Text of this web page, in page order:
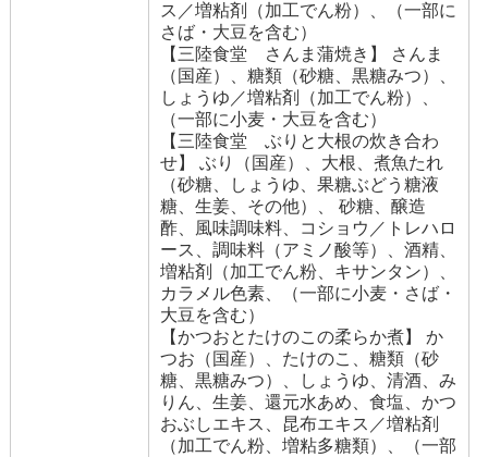
ス／増粘剤（加工でん粉）、（一部に
さば・大豆を含む）
【三陸食堂 さんま蒲焼き】 さんま
（国産）、糖類（砂糖、黒糖みつ）、
しょうゆ／増粘剤（加工でん粉）、
（一部に小麦・大豆を含む）
【三陸食堂 ぶりと大根の炊き合わ
せ】 ぶり（国産）、大根、煮魚たれ
（砂糖、しょうゆ、果糖ぶどう糖液
糖、生姜、その他）、 砂糖、醸造
酢、風味調味料、コショウ／トレハロ
ース、調味料（アミノ酸等）、酒精、
増粘剤（加工でん粉、キサンタン）、
カラメル色素、（一部に小麦・さば・
大豆を含む）
【かつおとたけのこの柔らか煮】 か
つお（国産）、たけのこ、糖類（砂
糖、黒糖みつ）、しょうゆ、清酒、み
りん、生姜、還元水あめ、食塩、かつ
おぶしエキス、昆布エキス／増粘剤
（加工でん粉、増粘多糖類）、（一部